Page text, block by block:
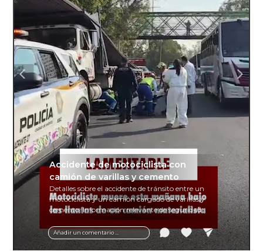
Añadir un comentario ...
Accidente de motociclista con
camión de varillas y cemento
Detalles sobre el accidente de tránsito entre un
motociclista y un camión cargado de varillas y
cemento. Información relevante de seguridad
vial y recomendaciones para motociclistas.